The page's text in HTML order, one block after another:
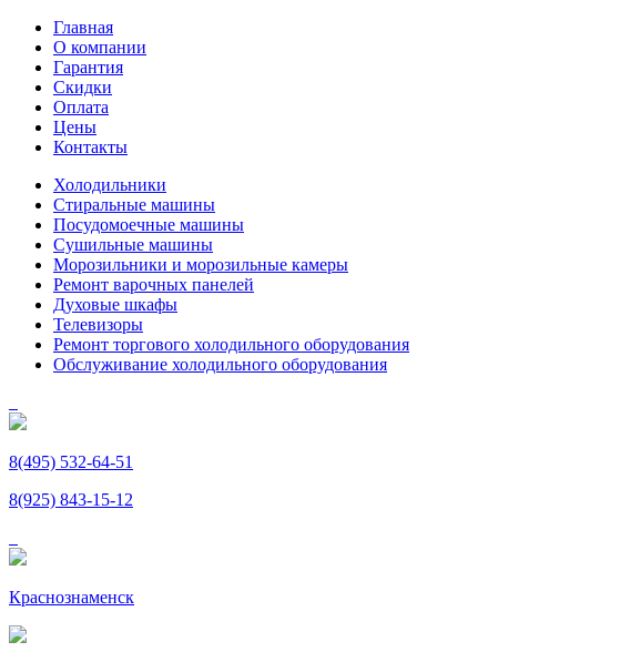
Главная
О компании
Гарантия
Скидки
Оплата
Цены
Контакты
Холодильники
Стиральные машины
Посудомоечные машины
Сушильные машины
Морозильники и морозильные камеры
Ремонт варочных панелей
Духовые шкафы
Телевизоры
Ремонт торгового холодильного оборудования
Обслуживание холодильного оборудования
8(495) 532-64-51
8(925) 843-15-12
Краснознаменск